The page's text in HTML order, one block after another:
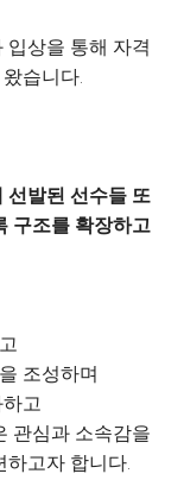
입상을 통해 자격
습니다.
선발된 선수들 또
구조를 확장하고
조성하며
고
관심과 소속감을
하고자 합니다.